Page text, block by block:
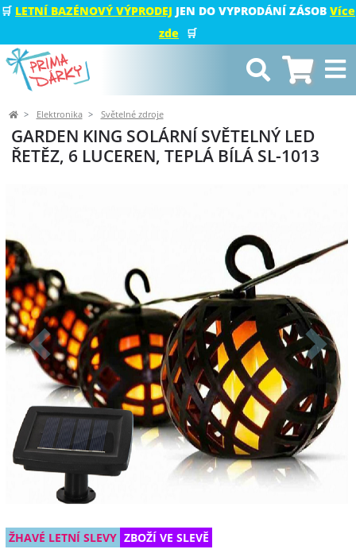
🛒 LETNÍ BAZÉNOVÝ VÝPRODEJ JEN DO VYPRODÁNÍ ZÁSOB Více
zde
🛒
Elektronika Světelné zdroje
GARDEN KING SOLÁRNÍ SVĚTELNÝ LED
ŘETĚZ, 6 LUCEREN, TEPLÁ BÍLÁ SL-1013
Předchozí Další
ŽHAVÉ LETNÍ SLEVY ZBOŽÍ VE SLEVĚ